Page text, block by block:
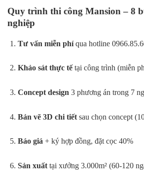
Quy trình thi công Mansion – 8
nghiệp
Tư vấn miễn phíqua hotline
Khảo sát thực tếtại công trình (miễn
Concept design 3 phương án trong 7
Bản vẽ 3D chi tiếtsau chọn concept
Báo giá + ký hợp đồng, đặt cọc 40%
Sản xuấttại xưởng 3.000m² (60-120